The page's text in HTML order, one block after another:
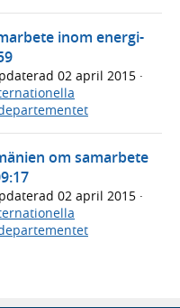
inom energi-
02 april 2015 ·
om samarbete
02 april 2015 ·